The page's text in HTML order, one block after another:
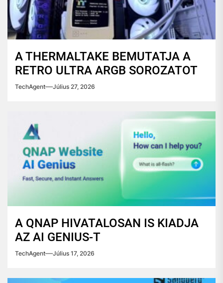
A THERMALTAKE BEMUTATJA A
RETRO ULTRA ARGB SOROZATOT
TechAgent Július 27, 2026
A QNAP HIVATALOSAN IS KIADJA
AZ AI GENIUS-T
TechAgent Július 17, 2026